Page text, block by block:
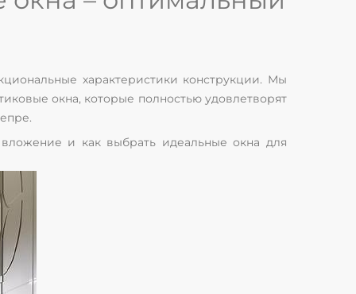
характеристики конструкции. Мы
окна, которые полностью удовлетворят
и как выбрать идеальные окна для